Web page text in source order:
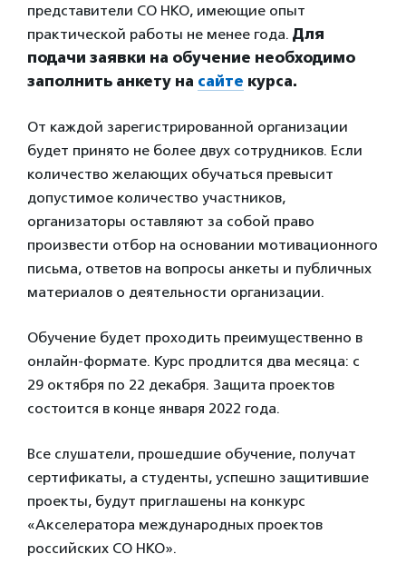
представители СО НКО, имеющие опыт
практической работы не менее года. Для
подачи заявки на обучение необходимо
заполнить анкету на сайте курса.
От каждой зарегистрированной организации
будет принято не более двух сотрудников. Если
количество желающих обучаться превысит
допустимое количество участников,
организаторы оставляют за собой право
произвести отбор на основании мотивационного
письма, ответов на вопросы анкеты и публичных
материалов о деятельности организации.
Обучение будет проходить преимущественно в
онлайн-формате. Курс продлится два месяца: с
29 октября по 22 декабря. Защита проектов
состоится в конце января 2022 года.
Все слушатели, прошедшие обучение, получат
сертификаты, а студенты, успешно защитившие
проекты, будут приглашены на конкурс
«Акселератора международных проектов
российских СО НКО».